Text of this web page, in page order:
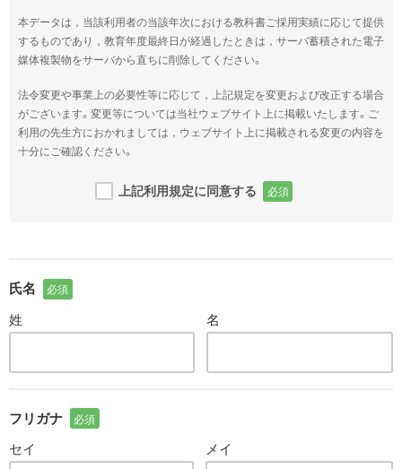
本データは，当該利用者の当該年次における教科書ご採用実績に応じて提供
するものであり，教育年度最終日が経過したときは，サーバ蓄積された電子
媒体複製物をサーバから直ちに削除してください。
法令変更や事業上の必要性等に応じて，上記規定を変更および改正する場合
がございます。変更等については当社ウェブサイト上に掲載いたします。ご
利用の先生方におかれましては，ウェブサイト上に掲載される変更の内容を
十分にご確認ください。
上記利用規定に同意する 必須
氏名 必須
姓 名
フリガナ 必須
セイ メイ